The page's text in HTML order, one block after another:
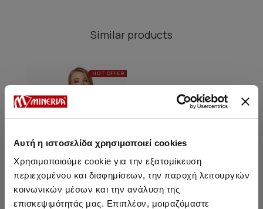
Αυτή η ιστοσελίδα χρησιμοποιεί cookies
Χρησιμοποιούμε cookie για την εξατομίκευση
περιεχομένου και διαφημίσεων, την παροχή λειτουργιών
κοινωνικών μέσων και την ανάλυση της
επισκεψιμότητάς μας. Επιπλέον, μοιραζόμαστε
Similar products
HOT OFFER